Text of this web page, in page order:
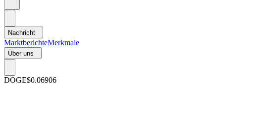
Nachricht
MarktberichteMerkmale
Über uns
DOGE$0.06906